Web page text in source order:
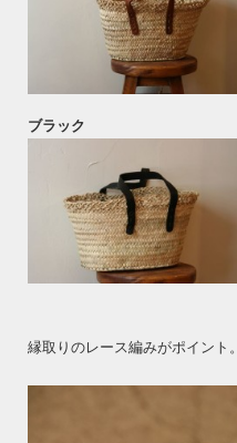
ブラック
縁取りのレース編みがポイント。